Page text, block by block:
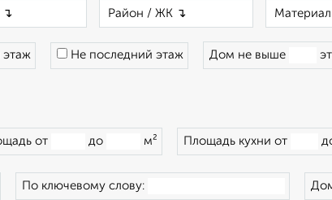
этаж Не последний этаж Дом не выше
от до м² Площадь кухни от
По ключевому слову: